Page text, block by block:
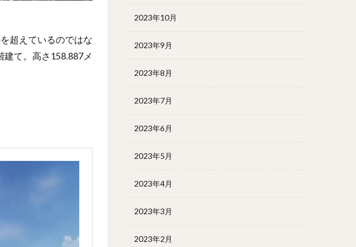
超えているのではな
て。高さ158.887メ
2023年10月
2023年9月
2023年8月
2023年7月
2023年6月
2023年5月
2023年4月
2023年3月
2023年2月